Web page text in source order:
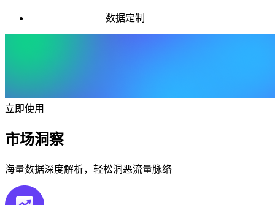
数据定制
立即使用
市场洞察
海量数据深度解析，轻松洞恶流量脉络